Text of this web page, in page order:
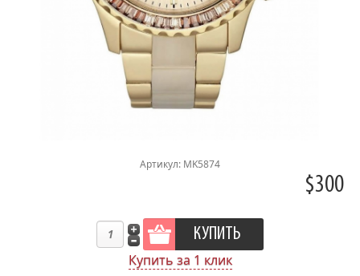
Артикул: MK5874
$300
Купить за 1 клик